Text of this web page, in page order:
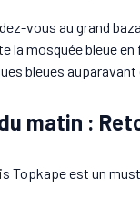
vous au grand
la mosquée bleue
bleues auparavant
matin :
Topkape est un